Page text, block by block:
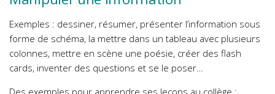
Exemples : dessiner, résumer, présenter l’information sous
forme de schéma, la mettre dans un tableau avec plusieurs
colonnes, mettre en scène une poésie, créer des flash
cards, inventer des questions et se le poser…